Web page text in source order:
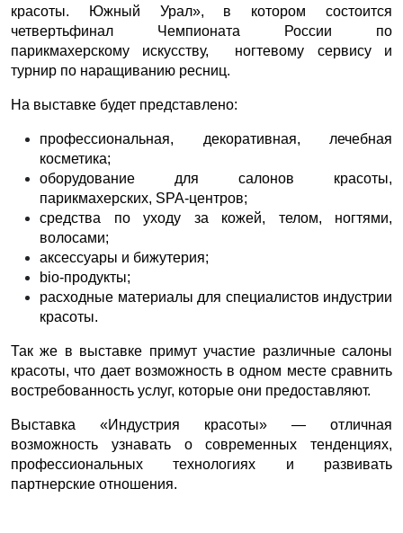
красоты. Южный Урал», в котором состоится
четвертьфинал Чемпионата России по
парикмахерскому искусству, ногтевому сервису и
турнир по наращиванию ресниц.
На выставке будет представлено:
профессиональная, декоративная, лечебная
косметика;
оборудование для салонов красоты,
парикмахерских, SPA-центров;
средства по уходу за кожей, телом, ногтями,
волосами;
аксессуары и бижутерия;
biо-продукты;
расходные материалы для специалистов индустрии
красоты.
Так же в выставке примут участие различные салоны
красоты, что дает возможность в одном месте сравнить
востребованность услуг, которые они предоставляют.
Выставка «Индустрия красоты» — отличная
возможность узнавать о современных тенденциях,
профессиональных технологиях и развивать
партнерские отношения.